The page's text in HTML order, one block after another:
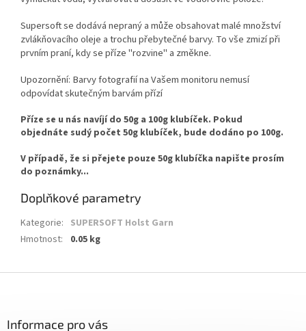
Supersoft se dodává nepraný a může obsahovat malé množství
zvlákňovacího oleje a trochu přebytečné barvy. To vše zmizí při
prvním praní, kdy se příze "rozvine" a změkne.
Upozornění: Barvy fotografií na Vašem monitoru nemusí
odpovídat skutečným barvám přízí
Příze se u nás navíjí do 50g a 100g klubíček. Pokud
objednáte sudý počet 50g klubíček, bude dodáno po 100g.
V případě, že si přejete pouze 50g klubíčka napište prosím
do poznámky...
Doplňkové parametry
Kategorie: SUPERSOFT Holst Garn
Hmotnost: 0.05 kg
Informace pro vás